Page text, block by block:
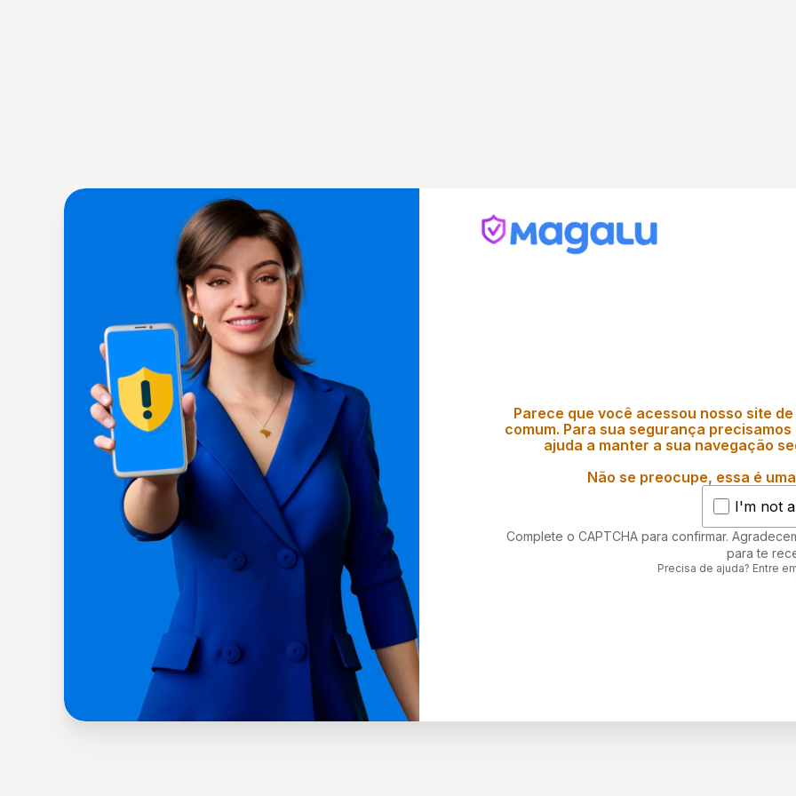
Parece que você acessou nosso site
comum. Para sua segurança
ajuda a manter a sua navegação
Não se preocupe, essa é
I'm not
Complete o CAPTCHA para confirmar.
para te
Precisa de ajuda? Entre